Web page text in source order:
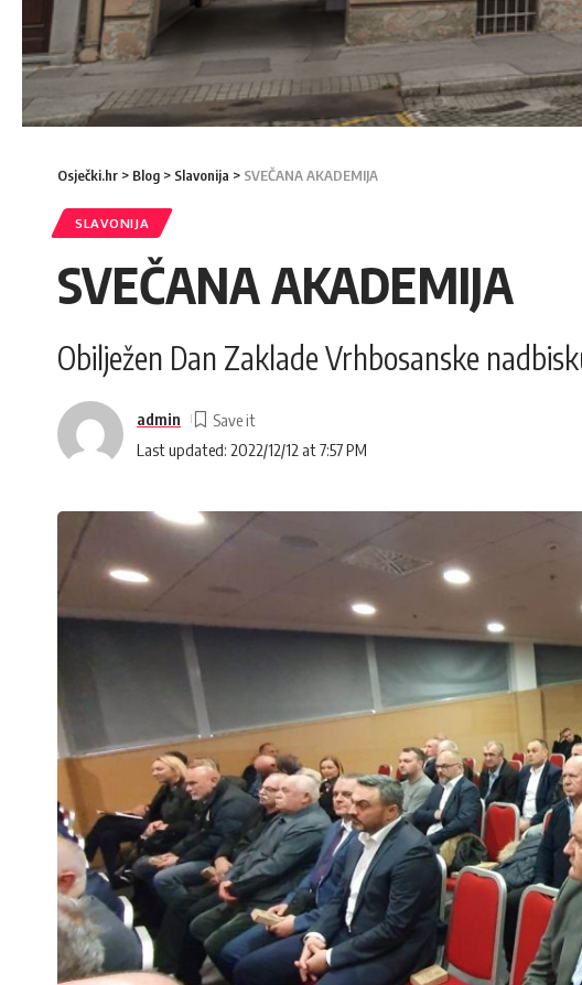
Osječki.hr > Blog > Slavonija > SVEČANA AKADEMIJA
SLAVONIJA
SVEČANA AKADEMIJA
Obilježen Dan Zaklade Vrhbosanske
Last updated: 2022/12/12 at 7:57 PM
admin